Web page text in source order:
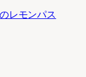
レモンパス